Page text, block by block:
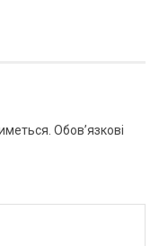
Обов’язкові